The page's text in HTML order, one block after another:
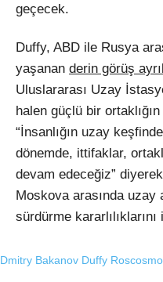
geçecek.
Duffy, ABD ile Rusya
yaşanan derin görüş
Uluslararası Uzay
halen güçlü bir
“İnsanlığın uzay
dönemde, ittifaklar,
devam edeceğiz”
Moskova arasında uzay
sürdürme
Dmitry Bakanov Duffy